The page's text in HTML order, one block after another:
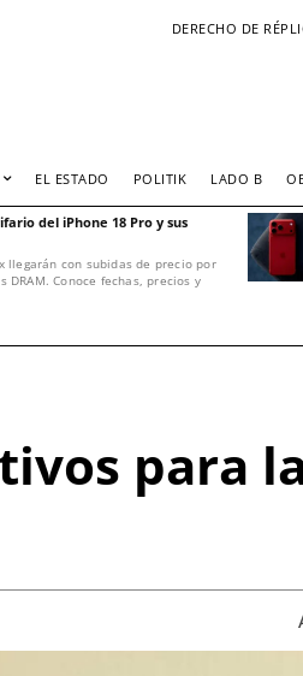
DERECHO DE
EL ESTADO POLITIK LADO B
del iPhone 18 Pro y sus
llegarán con subidas de precio por
DRAM. Conoce fechas, precios y
para